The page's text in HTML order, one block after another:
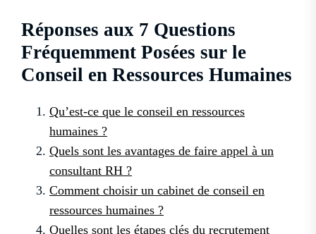
Réponses aux 7 Questions
Fréquemment Posées sur le
Conseil en Ressources Humaines
Qu’est-ce que le conseil en ressources
humaines ?
Quels sont les avantages de faire appel à un
consultant RH ?
Comment choisir un cabinet de conseil en
ressources humaines ?
Quelles sont les étapes clés du recrutement